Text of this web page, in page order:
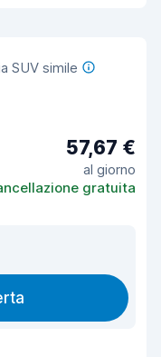
SUV simile
57,67 €
al giorno
gratuita